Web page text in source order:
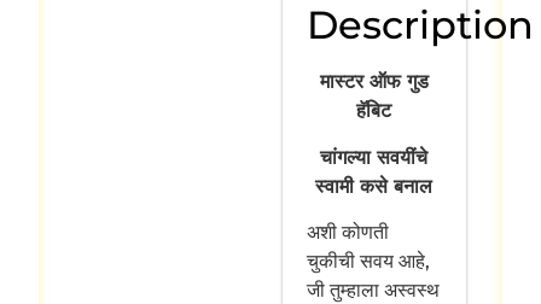
Description
मास्टर ऑफ गुड
हॅबिट
चांगल्या सवयींचे
स्वामी कसे बनाल
अशी कोणती
चुकीची सवय आहे,
जी तुम्हाला अस्वस्थ